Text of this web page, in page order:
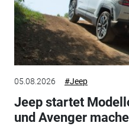
05.08.2026 #Jeep
Jeep startet
und Avenger